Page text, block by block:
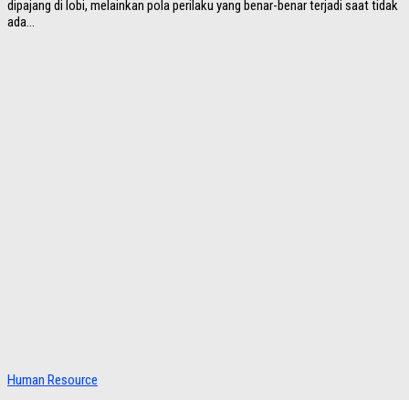
dipajang di lobi, melainkan pola perilaku yang benar-benar terjadi saat tidak
ada...
Human Resource